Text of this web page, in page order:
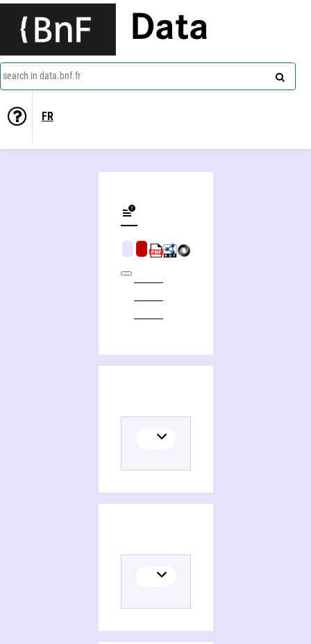
Data
search in data.bnf.fr
FR